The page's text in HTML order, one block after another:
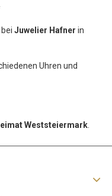
bei Juwelier Hafner in
Uhren und
Weststeiermark